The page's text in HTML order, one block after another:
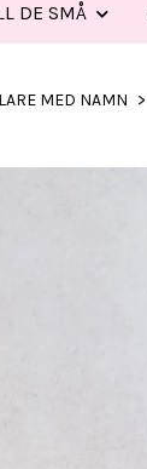
DE SMÅ
MED NAMN